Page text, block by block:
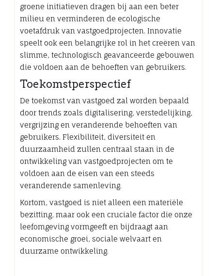
groene initiatieven dragen bij aan een beter
milieu en verminderen de ecologische
voetafdruk van vastgoedprojecten. Innovatie
speelt ook een belangrijke rol in het creëren van
slimme, technologisch geavanceerde gebouwen
die voldoen aan de behoeften van gebruikers.
Toekomstperspectief
De toekomst van vastgoed zal worden bepaald
door trends zoals digitalisering, verstedelijking,
vergrijzing en veranderende behoeften van
gebruikers. Flexibiliteit, diversiteit en
duurzaamheid zullen centraal staan in de
ontwikkeling van vastgoedprojecten om te
voldoen aan de eisen van een steeds
veranderende samenleving.
Kortom, vastgoed is niet alleen een materiële
bezitting, maar ook een cruciale factor die onze
leefomgeving vormgeeft en bijdraagt aan
economische groei, sociale welvaart en
duurzame ontwikkeling.